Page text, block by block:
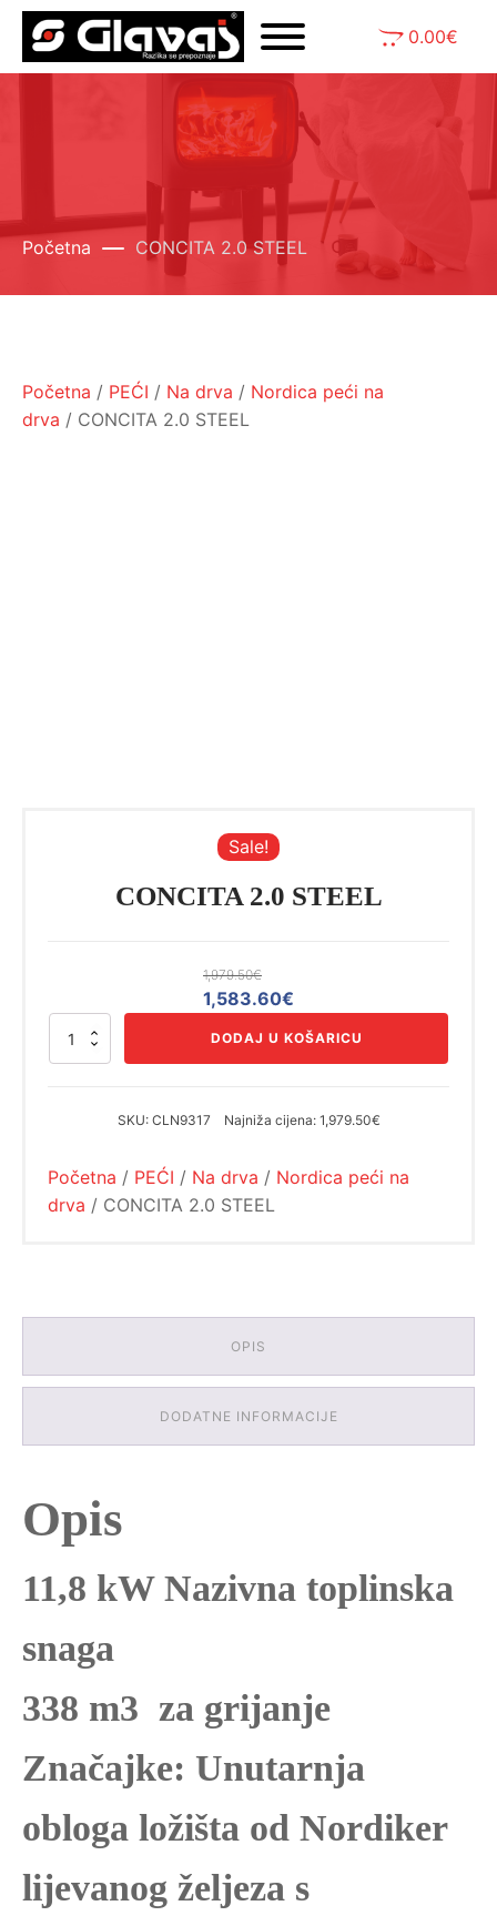
0.00€
Početna CONCITA 2.0 STEEL
Početna / PEĆI / Na drva / Nordica peći na
drva / CONCITA 2.0 STEEL
Sale!
CONCITA 2.0 STEEL
1,979.50€
Izvorna
1,979.50€.
1,583.60€
cijena
CONCITA
DODAJ U KOŠARICU
SKU: CLN9317 Najniža cijena: 1,979.50€
Početna / PEĆI / Na drva / Nordica peći na
drva / CONCITA 2.0 STEEL
OPIS
DODATNE INFORMACIJE
Opis
11,8 kW Nazivna toplinska
snaga
338 m3 za grijanje
Značajke: Unutarnja
obloga ložišta od Nordiker
lijevanog željeza s